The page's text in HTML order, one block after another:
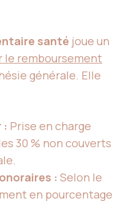
santé joue un
le remboursement
générale. Elle
: Prise en charge
30 % non couverts
: Selon le
en pourcentage